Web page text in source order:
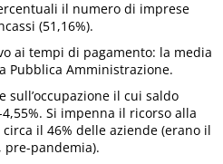
il numero di imprese
(51,16%).
ai tempi di pagamento: la media
Pubblica Amministrazione.
sull’occupazione il cui saldo
Si impenna il ricorso alla
il 46% delle aziende (erano il
pre-pandemia).